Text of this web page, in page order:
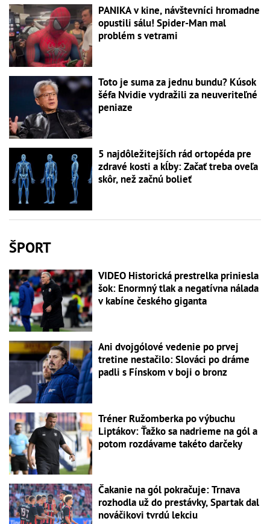
PANIKA v kine, návštevníci hromadne
opustili sálu! Spider-Man mal
problém s vetrami
Toto je suma za jednu bundu? Kúsok
šéfa Nvidie vydražili za neuveriteľné
peniaze
5 najdôležitejších rád ortopéda pre
zdravé kosti a kĺby: Začať treba oveľa
skôr, než začnú bolieť
ŠPORT
VIDEO Historická prestrelka priniesla
šok: Enormný tlak a negatívna nálada
v kabíne českého giganta
Ani dvojgólové vedenie po prvej
tretine nestačilo: Slováci po dráme
padli s Fínskom v boji o bronz
Tréner Ružomberka po výbuchu
Liptákov: Ťažko sa nadrieme na gól a
potom rozdávame takéto darčeky
Čakanie na gól pokračuje: Trnava
rozhodla už do prestávky, Spartak dal
nováčikovi tvrdú lekciu